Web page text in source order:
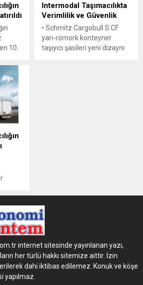
10.
olarak
Intermodal Taşımacılıkta
Verimlilik ve Güvenlik
• Schmitz Cargobull S.CF
yarı-römork konteyner
taşıyıcı şasileri yeni dizaynı
internet sitesinde yayınlanan yazı,
her türlü hakkı sitemize aittir. İzin
dahi iktibas edilemez. Konuk ve köşe
yapılmaz.